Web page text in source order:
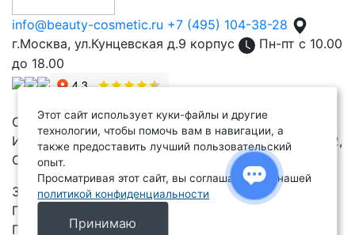
info@beauty-cosmetic.ru +7 (495) 104-38-28
г.Москва, ул.Кунцевская д.9 корпус
Пн-пт с 10.00
до 18.00
Copyright 2024 – 2026
ИП Акимова Тамара Ивановна, ИНН 638208238482,
ОГРН ИП 321631200027822
359050, РОССИЯ, Респ КАЛМЫКИЯ, р-н
ГОРОДОВИКОВСКИЙ, г ГОРОДОВИКОВСК, ул
ПУШКИНА, ДОМ 17
Этот сайт использует куки-файлы и другие
технологии, чтобы помочь вам в навигации, а
также предоставить лучший пользовательский
опыт.
Просматривая этот сайт, вы соглашаетесь с нашей
политикой конфиденциальности
Принимаю